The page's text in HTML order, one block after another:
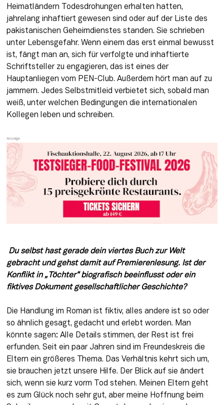
Heimatländern Todesdrohungen erhalten hatten,
jahrelang inhaftiert gewesen sind oder auf der Liste des
pakistanischen Geheimdienstes standen. Sie schrieben
unter Lebensgefahr. Wenn einem das erst einmal bewusst
ist, fängt man an, sich für verfolgte und inhaftierte
Schriftsteller zu engagieren, das ist eines der
Hauptanliegen vom PEN-Club. Außerdem hört man auf zu
jammern. Jedes Selbstmitleid verbietet sich, sobald man
weiß, unter welchen Bedingungen die internationalen
Kollegen leben und schreiben.
gebracht und gehst damit auf Premierenlesung. Ist der
Konflikt in „Töchter“ biografisch beeinflusst oder ein
fiktives Dokument gesellschaftlicher Geschichte?
Die Handlung im Roman ist fiktiv, alles andere ist so oder
so ähnlich gesagt, gedacht und erlebt worden. Man
könnte sagen: Alle Details stimmen, der Rest ist frei
erfunden. Seit ein paar Jahren sind im Freundeskreis die
Eltern ein größeres Thema. Das Verhältnis kehrt sich um,
sie brauchen jetzt unsere Hilfe. Der Blick auf sie ändert
sich, wenn sie kurz vorm Tod stehen. Meinen Eltern geht
es zum Glück noch sehr gut, aber meine Hoffnung beim